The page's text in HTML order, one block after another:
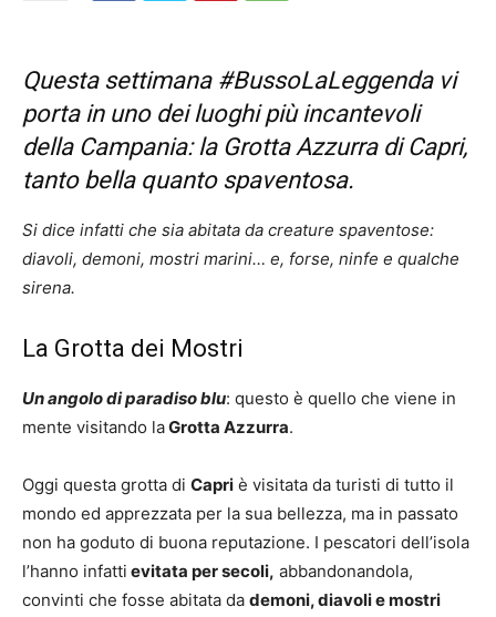
Questa settimana #BussoLaLeggenda vi
porta in uno dei luoghi più incantevoli
della Campania: la Grotta Azzurra di Capri,
tanto bella quanto spaventosa.
Si dice infatti che sia abitata da creature spaventose:
diavoli, demoni, mostri marini… e, forse, ninfe e qualche
sirena.
La Grotta dei Mostri
Un angolo di paradiso blu: questo è quello che viene in
mente visitando laGrotta Azzurra.
Oggi questa grotta di Capri è visitata da turisti di tutto il
mondo ed apprezzata per la sua bellezza, ma in passato
non ha goduto di buona reputazione. I pescatori dell’isola
l’hanno infatti evitata per secoli, abbandonandola,
convinti che fosse abitata da demoni, diavoli e mostri